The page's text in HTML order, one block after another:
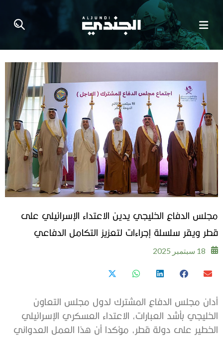
مجلس الدفاع الخليجي يدين الاعتداء الإسرائيلي على
قطر ويقر سلسلة إجراءات لتعزيز التكامل الدفاعي
18 سبتمبر 2025
أدان مجلس الدفاع المشترك لدول مجلس التعاون
الخليجي بأشد العبارات، الاعتداء العسكري الإسرائيلي
الخطير على دولة قطر، مؤكدا أن هذا العمل العدواني